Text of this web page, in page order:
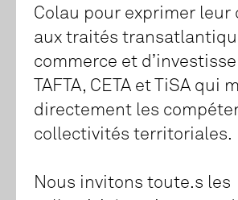
Colau pour exprimer leur
aux traités
commerce et
TAFTA, CETA et TiSA qui
directement les
collectivités territoriales.
Nous invitons toute.s les